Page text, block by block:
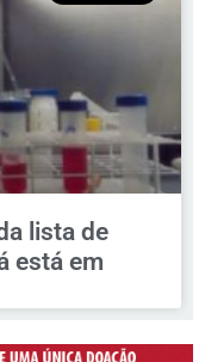
lista de
está em